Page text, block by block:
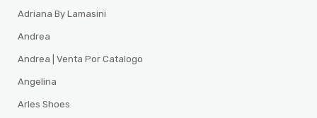
Adriana By Lamasini
Andrea
Andrea | Venta Por Catalogo
Angelina
Arles Shoes